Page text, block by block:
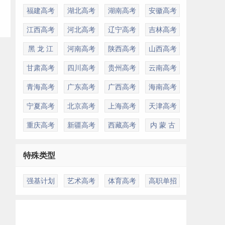
福建高考 湖北高考 湖南高考 安徽高考
江西高考 河北高考 辽宁高考 吉林高考
黑 龙 江 河南高考 陕西高考 山西高考
甘肃高考 四川高考 贵州高考 云南高考
青海高考 广东高考 广西高考 海南高考
宁夏高考 北京高考 上海高考 天津高考
重庆高考 新疆高考 西藏高考 内 蒙 古
特殊类型
强基计划 艺术高考 体育高考 高职单招